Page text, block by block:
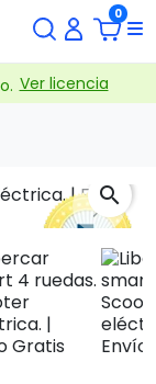
0
Ver licencia
Next
search